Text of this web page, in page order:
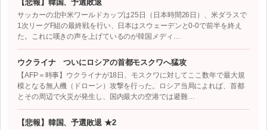
【悲報】韓国、予選敗退
サッカーの北中米ワールドカップは25日（日本時間26日）、米ダラスで
1次リーグF組の最終戦を行い、日本はスウェーデンと0-0で前半を終え
た。これに嘆きの声を上げているのが韓国メディ…
ウクライナ ついにロシアの首都モスクワへ猛攻
【AFP＝時事】ウクライナが18日、モスクワに対してここ数年で最大規
模となる無人機（ドローン）攻撃を行った。ロシア当局によれば、首都
とその周辺で火災が発生し、国内最大の空港では避難…
【悲報】韓国、予選敗退 ★2